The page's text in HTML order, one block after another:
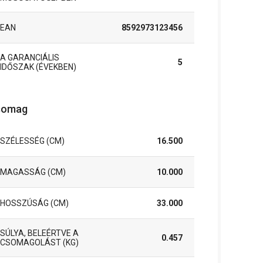
EAN 8592973123456
A GARANCIÁLIS
IDŐSZAK (ÉVEKBEN)
5
SZÉLESSÉG (CM) 16.500
MAGASSÁG (CM) 10.000
HOSSZÚSÁG (CM) 33.000
SÚLYA, BELEÉRTVE A
CSOMAGOLÁST (KG)
0.457